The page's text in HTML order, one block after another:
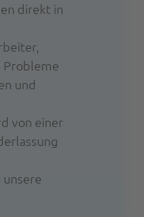
direkt in
Probleme
und
von einer